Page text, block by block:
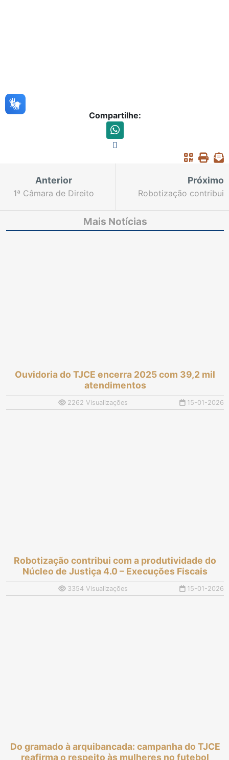
Compartilhe:
Anterior
1ª Câmara de Direito
12.075 processos em
2025
Próximo
Robotização contribui
do Núcleo de Justiça
4.0 - Execuções Fiscais
Mais Notícias
Ouvidoria do TJCE encerra 2025 com 39,2 mil
atendimentos
2262 Visualizações 15-01-2026
Robotização contribui com a produtividade do
Núcleo de Justiça 4.0 – Execuções Fiscais
3354 Visualizações 15-01-2026
Do gramado à arquibancada: campanha do TJCE
reafirma o respeito às mulheres no futebol